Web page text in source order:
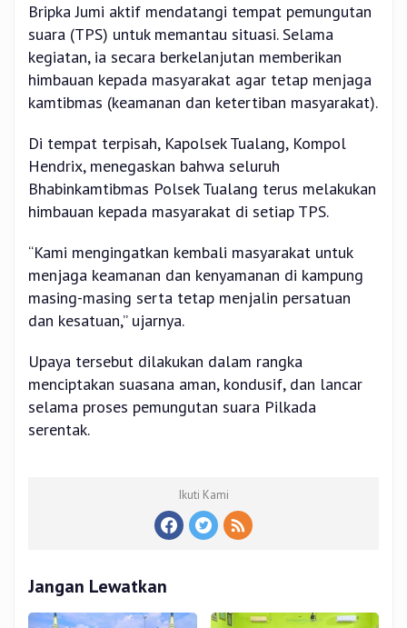
Bripka Jumi aktif mendatangi tempat pemungutan
suara (TPS) untuk memantau situasi. Selama
kegiatan, ia secara berkelanjutan memberikan
himbauan kepada masyarakat agar tetap menjaga
kamtibmas (keamanan dan ketertiban masyarakat).
Di tempat terpisah, Kapolsek Tualang, Kompol
Hendrix, menegaskan bahwa seluruh
Bhabinkamtibmas Polsek Tualang terus melakukan
himbauan kepada masyarakat di setiap TPS.
“Kami mengingatkan kembali masyarakat untuk
menjaga keamanan dan kenyamanan di kampung
masing-masing serta tetap menjalin persatuan
dan kesatuan,” ujarnya.
Upaya tersebut dilakukan dalam rangka
menciptakan suasana aman, kondusif, dan lancar
selama proses pemungutan suara Pilkada
serentak.
Ikuti Kami
Jangan Lewatkan